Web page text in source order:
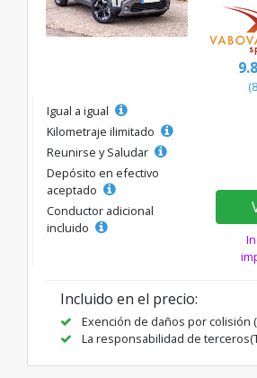
Igual a igual
Kilometraje ilimitado
Reunirse y Saludar
Depósito en efectivo
aceptado
Conductor adicional
incluido
Incluido en el precio:
Exención de daños por colisión
La responsabilidad de